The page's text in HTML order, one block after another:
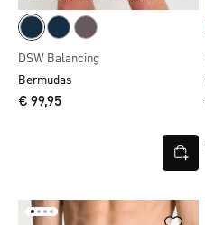
DSW Balancing
Bermudas
€ 99,95